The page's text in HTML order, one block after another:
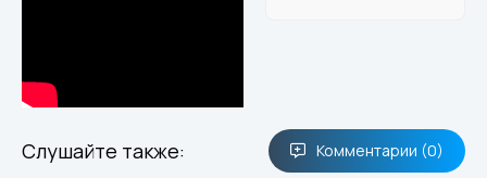
Слушайте также: Комментарии (0)